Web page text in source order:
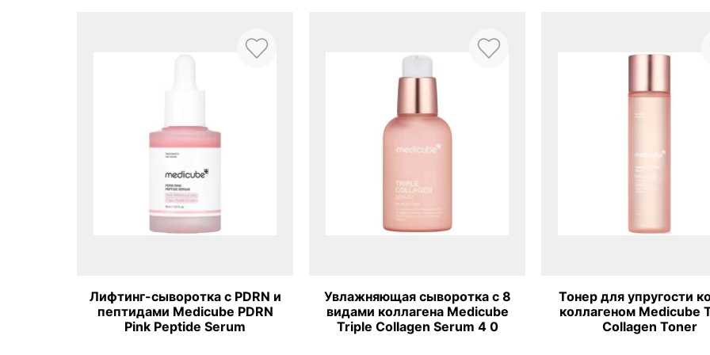
Увлажняющая сыворотка с 8
видами коллагена Medicube
Triple Collagen Serum 4 0
Тонер для упругости кожи с
коллагеном Medicube Triple
Collagen Toner
Интенсивная
микроиглами для
Medicube One Day